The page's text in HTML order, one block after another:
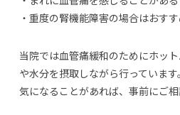
・重度の腎機能障害の場合はおす
当院では血管痛緩和のためにホッ
や水分を摂取しながら行っています。
気になることがあれば、事前にご相